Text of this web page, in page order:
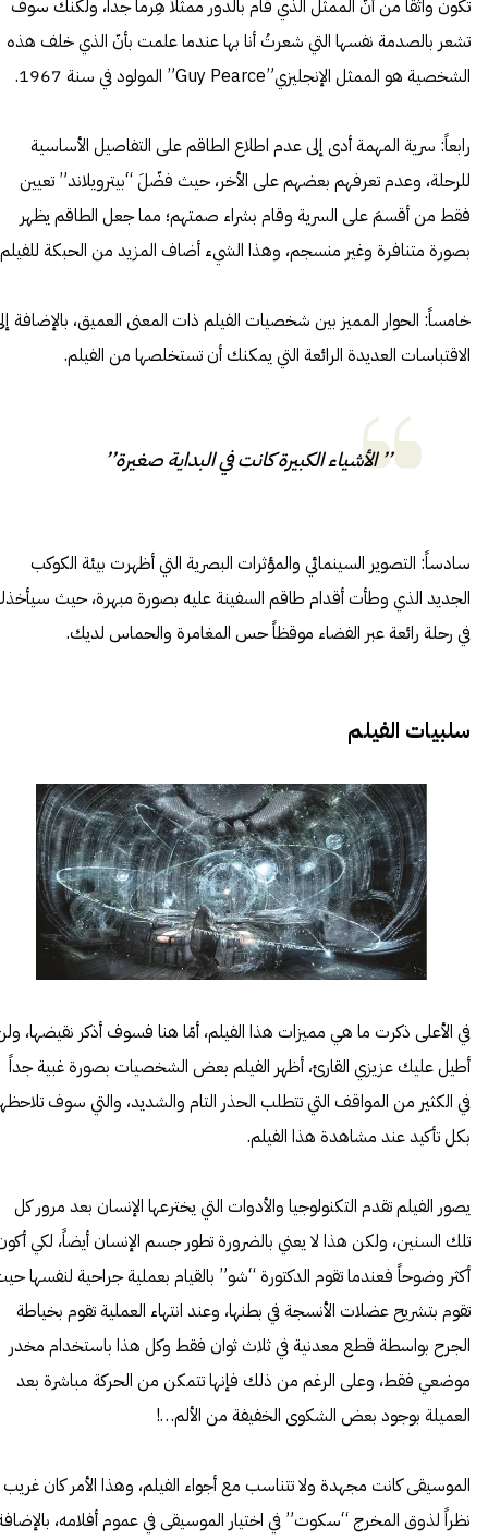
تكون واثقاً من أنّ الممثل الذي قام بالدور ممثلاً هِرماً جداً، ولكنك سوف
تشعر بالصدمة نفسها التي شعرتُ أنا بها عندما علمت بأنّ الذي خلف هذه
الشخصية هو الممثل الإنجليزي”Guy Pearce” المولود في سنة 1967.
رابعاً: سرية المهمة أدى إلى عدم اطلاع الطاقم على التفاصيل الأساسية
للرحلة، وعدم تعرفهم بعضهم على الأخر، حيث فضّلَ “بيترويلاند” تعيين
فقط من أقسمَ على السرية وقام بشراء صمتهم؛ مما جعل الطاقم يظهر
بصورة متنافرة وغير منسجم، وهذا الشيء أضاف المزيد من الحبكة
خامساً: الحوار المميز بين شخصيات الفيلم ذات المعنى العميق، بالإضافة
الاقتباسات العديدة الرائعة التي يمكنك أن تستخلصها من الفيلم.
’’ الأشياء الكبيرة كانت في البداية صغيرة’’
سادساً: التصوير السينمائي والمؤثرات البصرية التي أظهرت بيئة الكوكب
الجديد الذي وطأت أقدام طاقم السفينة عليه بصورة مبهرة، حيث
في رحلة رائعة عبر الفضاء موقظاً حس المغامرة والحماس لديك.
سلبيات الفيلم
في الأعلى ذكرت ما هي مميزات هذا الفيلم، أمّا هنا فسوف أذكر نقيضها،
أطيل عليك عزيزي القارئ، أظهر الفيلم بعض الشخصيات بصورة غبية جداً
في الكثير من المواقف التي تتطلب الحذر التام والشديد، والتي سوف
بكل تأكيد عند مشاهدة هذا الفيلم.
يصور الفيلم تقدم التكنولوجيا والأدوات التي يخترعها الإنسان بعد مرور كل
تلك السنين، ولكن هذا لا يعني بالضرورة تطور جسم الإنسان أيضاً، لكي
أكثر وضوحاً فعندما تقوم الدكتورة “شو” بالقيام بعملية جراحية لنفسها
تقوم بتشريح عضلات الأنسجة في بطنها، وعند انتهاء العملية تقوم بخياطة
الجرح بواسطة قطع معدنية في ثلاث ثوان فقط وكل هذا باستخدام مخدر
موضعي فقط، وعلى الرغم من ذلك فإنها تتمكن من الحركة مباشرة بعد
العميلة بوجود بعض الشكوى الخفيفة من الألم…!
الموسيقى كانت مجهدة ولا تتناسب مع أجواء الفيلم، وهذا الأمر كان غريب
نظراً لذوق المخرج “سكوت” في اختيار الموسيقى في عموم أفلامه،